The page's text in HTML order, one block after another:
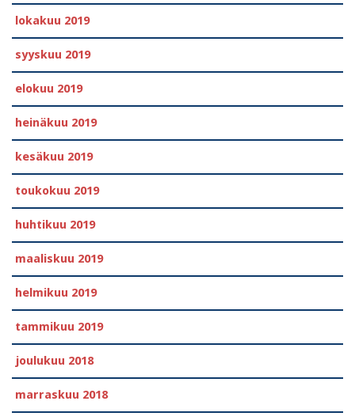
lokakuu 2019
syyskuu 2019
elokuu 2019
heinäkuu 2019
kesäkuu 2019
toukokuu 2019
huhtikuu 2019
maaliskuu 2019
helmikuu 2019
tammikuu 2019
joulukuu 2018
marraskuu 2018